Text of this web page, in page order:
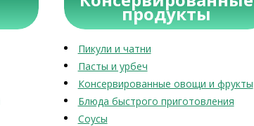
продукты
Пикули и чатни
Пасты и урбеч
Консервированные овощи и фрукты
Блюда быстрого приготовления
Соусы